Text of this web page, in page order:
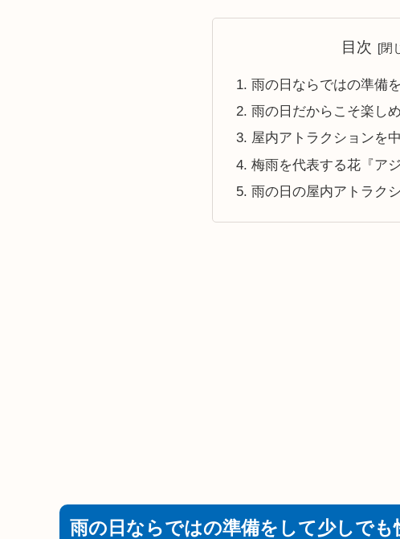
目次
雨の日ならではの準備
雨の日だからこそ楽し
屋内アトラクションを
梅雨を代表する花『ア
雨の日の屋内アトラク
雨の日ならではの準備をして少しでも